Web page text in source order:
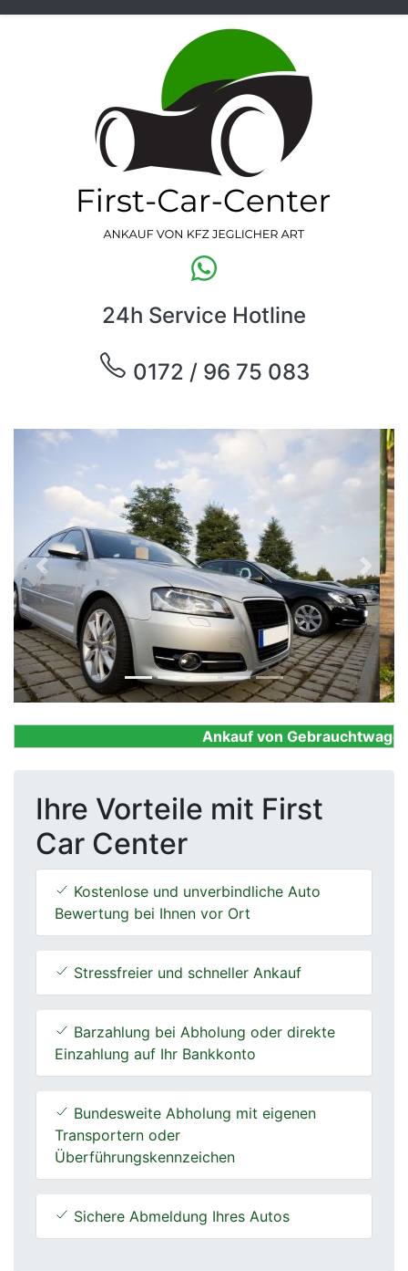
24h Service Hotline
0172 / 96 75 083
Previous Next
Ankauf von
Ihre Vorteile mit First
Car Center
Kostenlose und unverbindliche Auto
Bewertung bei Ihnen vor Ort
Stressfreier und schneller Ankauf
Barzahlung bei Abholung oder direkte
Einzahlung auf Ihr Bankkonto
Bundesweite Abholung mit eigenen
Transportern oder
Überführungskennzeichen
Sichere Abmeldung Ihres Autos